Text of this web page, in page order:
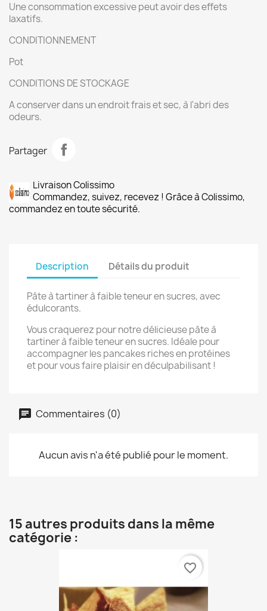
Une consommation excessive peut avoir des effets
laxatifs.
CONDITIONNEMENT
Pot
CONDITIONS DE STOCKAGE
A conserver dans un endroit frais et sec, à l'abri des
odeurs.
Partager
Livraison Colissimo
Commandez, suivez, recevez ! Grâce à Colissimo,
commandez en toute sécurité.
Description Détails du produit
Pâte à tartiner à faible teneur en sucres, avec
édulcorants.
Vous craquerez pour notre délicieuse pâte à
tartiner à faible teneur en sucres. Idéale pour
accompagner les pancakes riches en protéines
et pour vous faire plaisir en déculpabilisant !
Commentaires (0)
Aucun avis n'a été publié pour le moment.
15 autres produits dans la même
catégorie :
favorite_border